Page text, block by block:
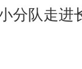
分队走进